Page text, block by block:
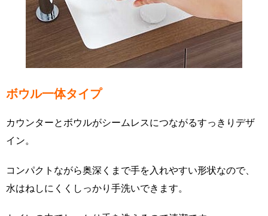
ボウル一体タイプ
カウンターとボウルがシームレスにつながるすっきりデザ
イン。
コンパクトながら奥深くまで手を入れやすい形状なので、
水はねしにくくしっかり手洗いできます。